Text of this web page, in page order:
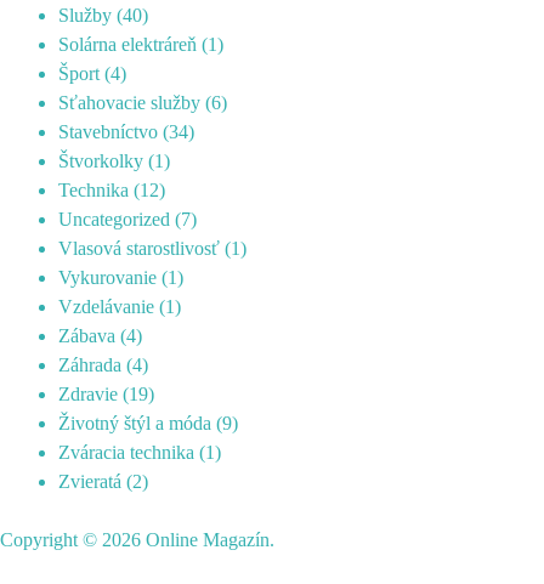
Služby (40)
Solárna elektráreň (1)
Šport (4)
Sťahovacie služby (6)
Stavebníctvo (34)
Štvorkolky (1)
Technika (12)
Uncategorized (7)
Vlasová starostlivosť (1)
Vykurovanie (1)
Vzdelávanie (1)
Zábava (4)
Záhrada (4)
Zdravie (19)
Životný štýl a móda (9)
Zváracia technika (1)
Zvieratá (2)
Copyright © 2026 Online Magazín.